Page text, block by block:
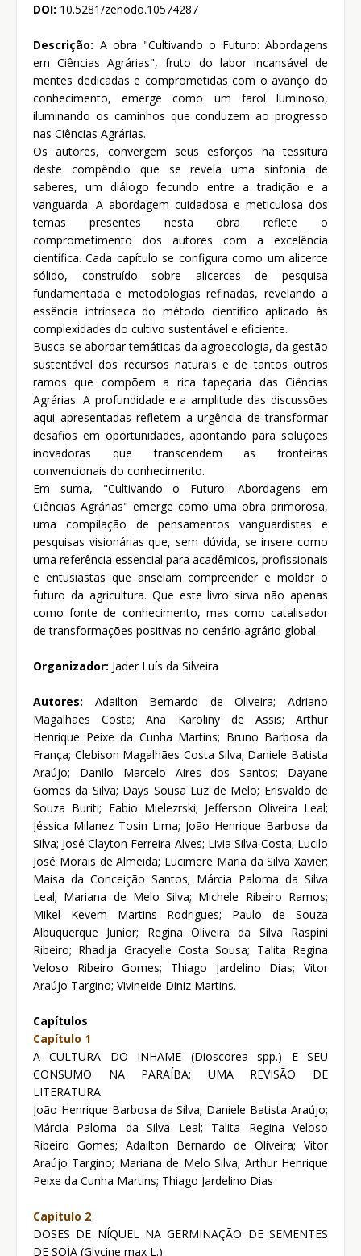
DOI: 10.5281/zenodo.10574287
Descrição: A obra "Cultivando o Futuro: Abordagens
em Ciências Agrárias", fruto do labor incansável de
mentes dedicadas e comprometidas com o avanço do
conhecimento, emerge como um farol luminoso,
iluminando os caminhos que conduzem ao progresso
nas Ciências Agrárias.
Os autores, convergem seus esforços na tessitura
deste compêndio que se revela uma sinfonia de
saberes, um diálogo fecundo entre a tradição e a
vanguarda. A abordagem cuidadosa e meticulosa dos
temas presentes nesta obra reflete o
comprometimento dos autores com a excelência
científica. Cada capítulo se configura como um alicerce
sólido, construído sobre alicerces de pesquisa
fundamentada e metodologias refinadas, revelando a
essência intrínseca do método científico aplicado às
complexidades do cultivo sustentável e eficiente.
Busca-se abordar temáticas da agroecologia, da gestão
sustentável dos recursos naturais e de tantos outros
ramos que compõem a rica tapeçaria das Ciências
Agrárias. A profundidade e a amplitude das discussões
aqui apresentadas refletem a urgência de transformar
desafios em oportunidades, apontando para soluções
inovadoras que transcendem as fronteiras
convencionais do conhecimento.
Em suma, "Cultivando o Futuro: Abordagens em
Ciências Agrárias" emerge como uma obra primorosa,
uma compilação de pensamentos vanguardistas e
pesquisas visionárias que, sem dúvida, se insere como
uma referência essencial para acadêmicos, profissionais
e entusiastas que anseiam compreender e moldar o
futuro da agricultura. Que este livro sirva não apenas
como fonte de conhecimento, mas como catalisador
de transformações positivas no cenário agrário global.
Organizador: Jader Luís da Silveira
Autores: Adailton Bernardo de Oliveira; Adriano
Magalhães Costa; Ana Karoliny de Assis; Arthur
Henrique Peixe da Cunha Martins; Bruno Barbosa da
França; Clebison Magalhães Costa Silva; Daniele Batista
Araújo; Danilo Marcelo Aires dos Santos; Dayane
Gomes da Silva; Days Sousa Luz de Melo; Erisvaldo de
Souza Buriti; Fabio Mielezrski; Jefferson Oliveira Leal;
Jéssica Milanez Tosin Lima; João Henrique Barbosa da
Silva; José Clayton Ferreira Alves; Livia Silva Costa; Lucilo
José Morais de Almeida; Lucimere Maria da Silva Xavier;
Maisa da Conceição Santos; Márcia Paloma da Silva
Leal; Mariana de Melo Silva; Michele Ribeiro Ramos;
Mikel Kevem Martins Rodrigues; Paulo de Souza
Albuquerque Junior; Regina Oliveira da Silva Raspini
Ribeiro; Rhadija Gracyelle Costa Sousa; Talita Regina
Veloso Ribeiro Gomes; Thiago Jardelino Dias; Vitor
Araújo Targino; Vivineide Diniz Martins.
Capítulos
Capítulo 1
A CULTURA DO INHAME (Dioscorea spp.) E SEU
CONSUMO NA PARAÍBA: UMA REVISÃO DE
LITERATURA
João Henrique Barbosa da Silva; Daniele Batista Araújo;
Márcia Paloma da Silva Leal; Talita Regina Veloso
Ribeiro Gomes; Adailton Bernardo de Oliveira; Vitor
Araújo Targino; Mariana de Melo Silva; Arthur Henrique
Peixe da Cunha Martins; Thiago Jardelino Dias
Capítulo 2
DOSES DE NÍQUEL NA GERMINAÇÃO DE SEMENTES
DE SOJA (Glycine max L.)